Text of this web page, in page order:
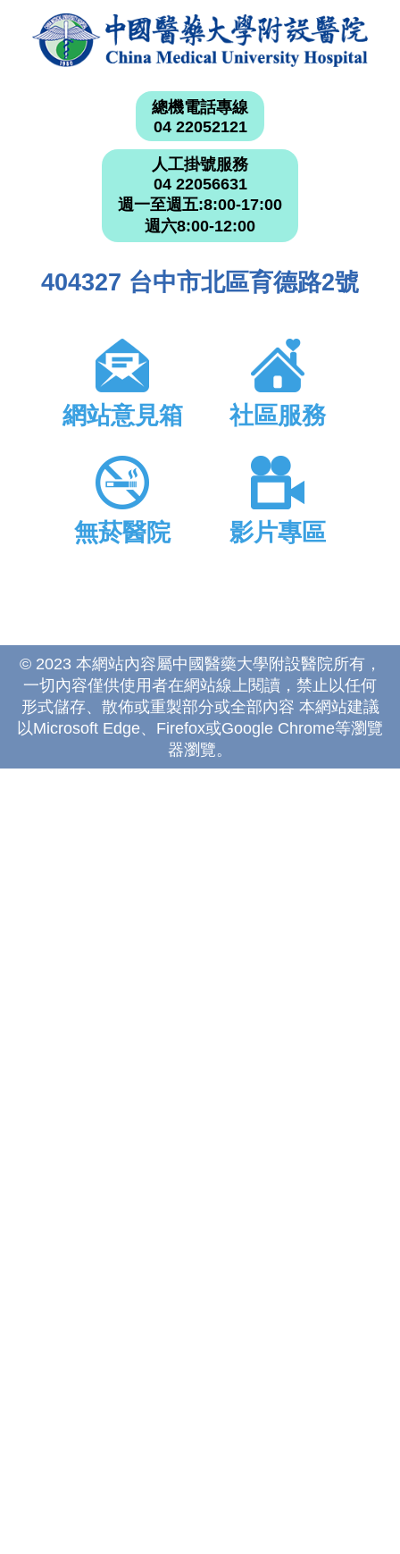
總機電話專線
04 22052121
人工掛號服務
04 22056631
週一至週五:8:00-17:00
週六8:00-12:00
404327 台中市北區育德路2號
網站意見箱 社區服務
無菸醫院 影片專區
© 2023 本網站內容屬中國醫藥大學附設醫院所有，
一切內容僅供使用者在網站線上閱讀，禁止以任何
形式儲存、散佈或重製部分或全部內容 本網站建議
以Microsoft Edge、Firefox或Google Chrome等瀏覽
器瀏覽。